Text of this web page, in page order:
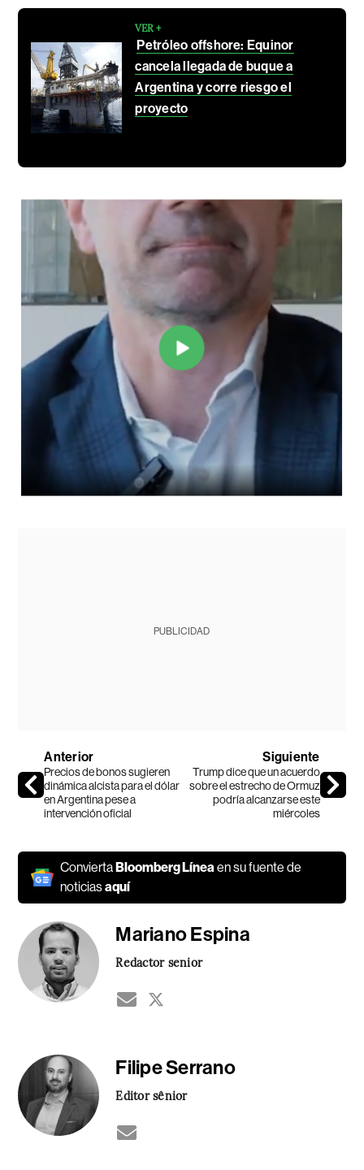
VER +
Petróleo offshore: Equinor
cancela llegada de buque a
Argentina y corre riesgo el
proyecto
PUBLICIDAD
Anterior
Precios de bonos sugieren
dinámica alcista para el dólar
en Argentina pese a
intervención oficial
Siguiente
Trump dice que un acuerdo
sobre el estrecho de Ormuz
podría alcanzarse este
miércoles
ConviertaBloomberg Líneaen su fuente de
noticiasaquí
Mariano Espina
Redactor senior
Filipe Serrano
Editor sênior